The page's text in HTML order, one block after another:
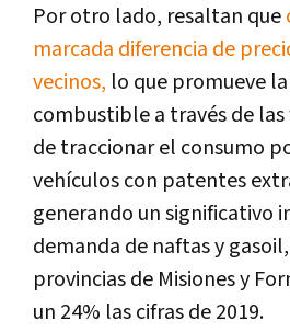
Por otro lado, resaltan que
marcada diferencia de
vecinos, lo que promueve
combustible a través de
de traccionar el consumo
vehículos con patentes
generando un significativo
demanda de naftas y
provincias de Misiones y
un 24% las cifras de 2019.